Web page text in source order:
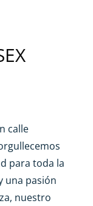
calle
para toda la
una pasión
nuestro